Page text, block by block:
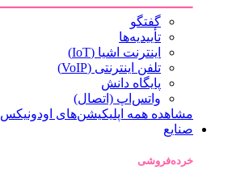
گفتگو
تأییدیه‌ها
اینترنت اشیا (IoT)
تلفن اینترنتی (VoIP)
پایگاه دانش
واتس‌اپ (اتصال)
مشاهده همه اپلیکیشن‌های اودونیکس
صنایع
خرده‌فروشی